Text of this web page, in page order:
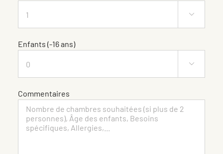

Enfants (-16 ans)

Commentaires